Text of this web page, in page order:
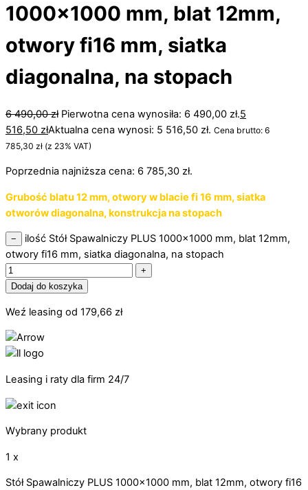
1000×1000 mm, blat 12mm,
otwory fi16 mm, siatka
diagonalna, na stopach
6 490,00zł Pierwotna cena wynosiła: 6 490,00 zł.5
516,50 złAktualna cena wynosi: 5 516,50 zł. Cena brutto: 6
785,30 zł (z 23% VAT)
Poprzednia najniższa cena: 6 785,30 zł.
Grubość blatu 12 mm, otwory w blacie fi 16 mm, siatka
otworów diagonalna, konstrukcja na stopach
−
ilość Stół Spawalniczy PLUS 1000x1000 mm, blat 12mm,
otwory fi16 mm, siatka diagonalna, na stopach
+
Dodaj do koszyka
Weź leasing od 179,66 zł
Leasing i raty dla firm 24/7
Wybrany produkt
1 x
Stół Spawalniczy PLUS 1000x1000 mm, blat 12mm, otwory fi16